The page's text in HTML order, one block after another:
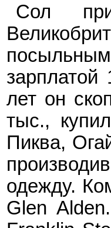
Сол
лет он
тыс.,
Пиква,
одежду.
Glen